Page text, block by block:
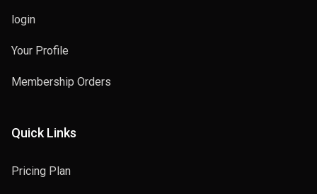
login
Your Profile
Membership Orders
Quick Links
Pricing Plan